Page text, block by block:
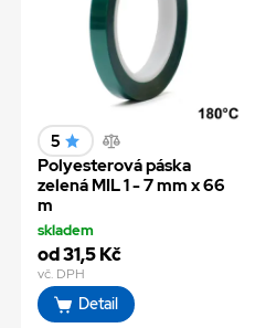
5
Polyesterová páska
zelená MIL 1 - 7 mm x 66
m
skladem
od 31,5 Kč
vč. DPH
Detail